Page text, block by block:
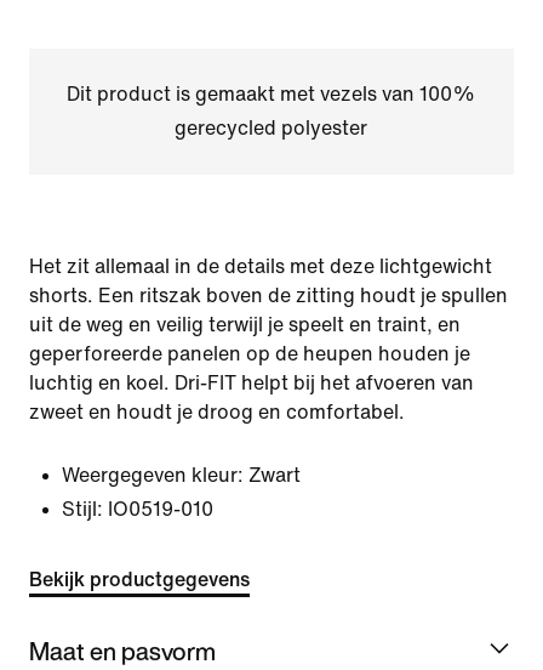
Dit product is gemaakt met vezels van 100%
gerecycled polyester
Het zit allemaal in de details met deze lichtgewicht
shorts. Een ritszak boven de zitting houdt je spullen
uit de weg en veilig terwijl je speelt en traint, en
geperforeerde panelen op de heupen houden je
luchtig en koel. Dri-FIT helpt bij het afvoeren van
zweet en houdt je droog en comfortabel.
Weergegeven kleur: Zwart
Stijl: IO0519-010
Bekijk productgegevens
Maat en pasvorm